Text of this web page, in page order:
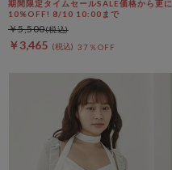
期間限定タイムセールSALE価格から更に
10%OFF! 8/10 10:00まで
￥3,465 37％OFF
￥5,500